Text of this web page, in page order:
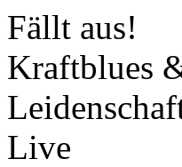
Fällt aus!
Kraftblues
Live